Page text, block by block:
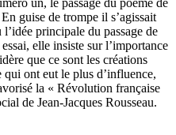
guise de trompe il s’agissait
principale du passage de
elle insiste sur l’importance
que ce sont les créations
qui ont eut le plus d’influence,
la « Révolution française
de Jean-Jacques Rousseau.